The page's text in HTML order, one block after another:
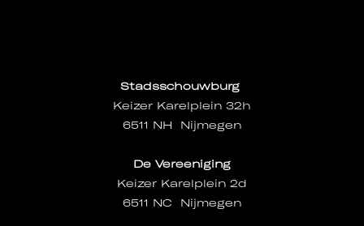
Stadsschouwburg
Keizer Karelplein 32h
6511 NH Nijmegen
De Vereeniging
Keizer Karelplein 2d
6511 NC Nijmegen